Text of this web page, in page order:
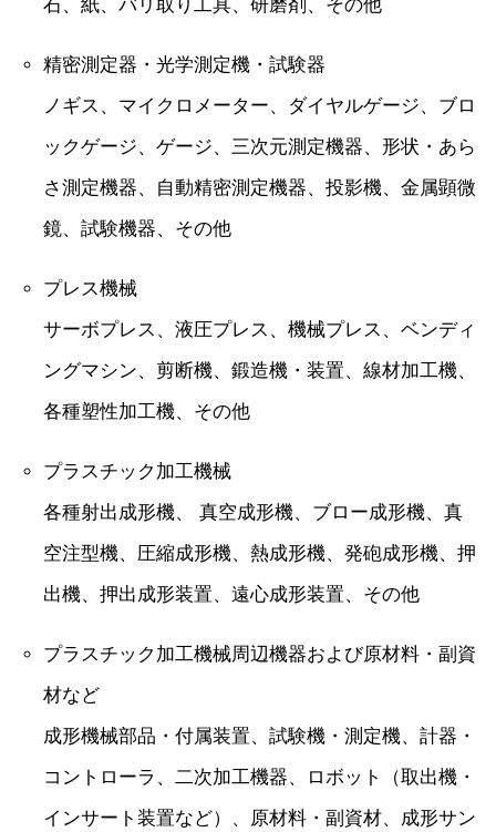
石、紙、バリ取り工具、研磨剤、その他
精密測定器・光学測定機・試験器
ノギス、マイクロメーター、ダイヤルゲージ、ブロ
ックゲージ、ゲージ、三次元測定機器、形状・あら
さ測定機器、自動精密測定機器、投影機、金属顕微
鏡、試験機器、その他
プレス機械
サーボプレス、液圧プレス、機械プレス、ベンディ
ングマシン、剪断機、鍛造機・装置、線材加工機、
各種塑性加工機、その他
プラスチック加工機械
各種射出成形機、 真空成形機、ブロー成形機、真
空注型機、圧縮成形機、熱成形機、発砲成形機、押
出機、押出成形装置、遠心成形装置、その他
プラスチック加工機械周辺機器および原材料・副資
材など
成形機械部品・付属装置、試験機・測定機、計器・
コントローラ、二次加工機器、ロボット（取出機・
インサート装置など）、原材料・副資材、成形サン